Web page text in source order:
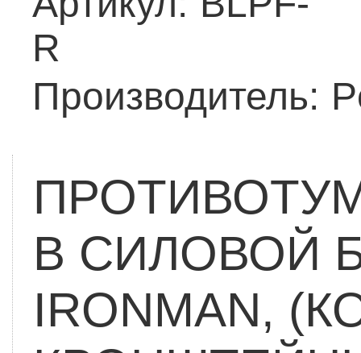
R
Производитель:
В СИЛОВОЙ
IRONMAN,